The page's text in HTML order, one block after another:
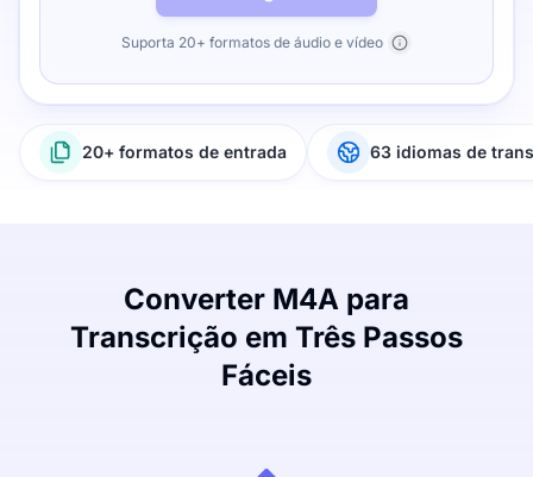
Suporta 20+ formatos de áudio e vídeo
20+ formatos de entrada 63 idiomas de
Converter M4A para
Transcrição em Três Passos
Fáceis